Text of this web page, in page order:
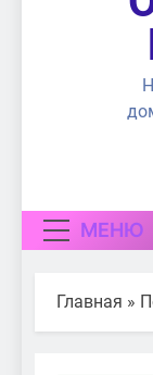
МЕНЮ
Главная »